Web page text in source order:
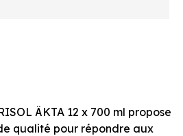
ÄKTA 12 x 700 ml propose
qualité pour répondre aux